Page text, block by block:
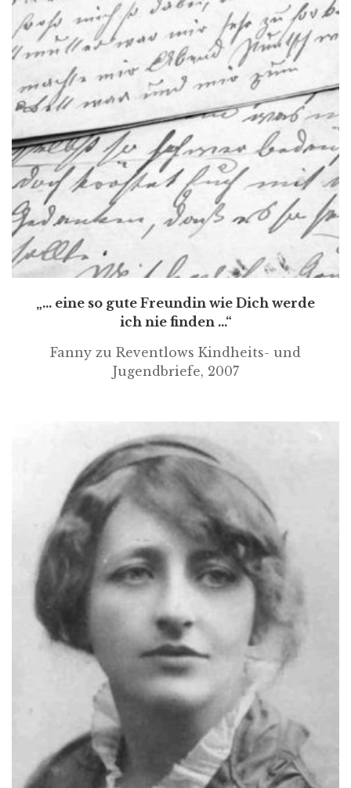
„... eine so gute Freundin wie Dich werde
ich nie finden ...“
Fanny zu Reventlows Kindheits- und
Jugendbriefe, 2007